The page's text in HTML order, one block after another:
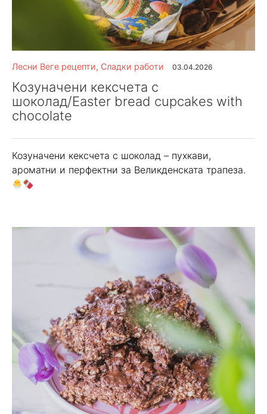
Лесни Веге рецепти, Сладки работи 03.04.2026
Козуначени кексчета с
шоколад/Easter bread cupcakes with
chocolate
Козуначени кексчета с шоколад – пухкави,
ароматни и перфектни за Великденската трапеза.